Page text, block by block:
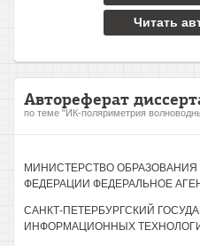
Читать
Автореферат
по теме "ИК-поляриметрия
МИНИСТЕРСТВО
ФЕДЕРАЦИИ ФЕДЕРАЛЬНОЕ
САНКТ-ПЕТЕРБУРГСКИЙ
ИНФОРМАЦИОННЫХ